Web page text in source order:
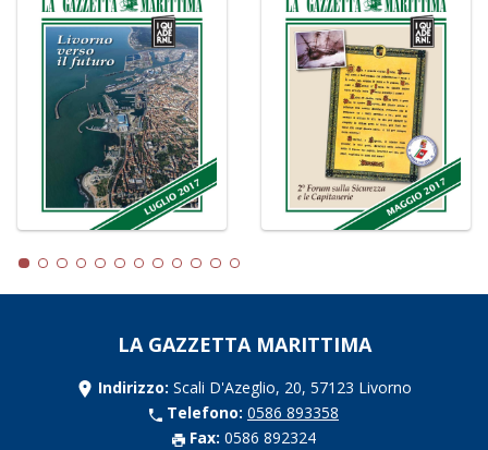
LA GAZZETTA MARITTIMA
Indirizzo: Scali D'Azeglio, 20, 57123 Livorno
Telefono: 0586 893358
Fax: 0586 892324